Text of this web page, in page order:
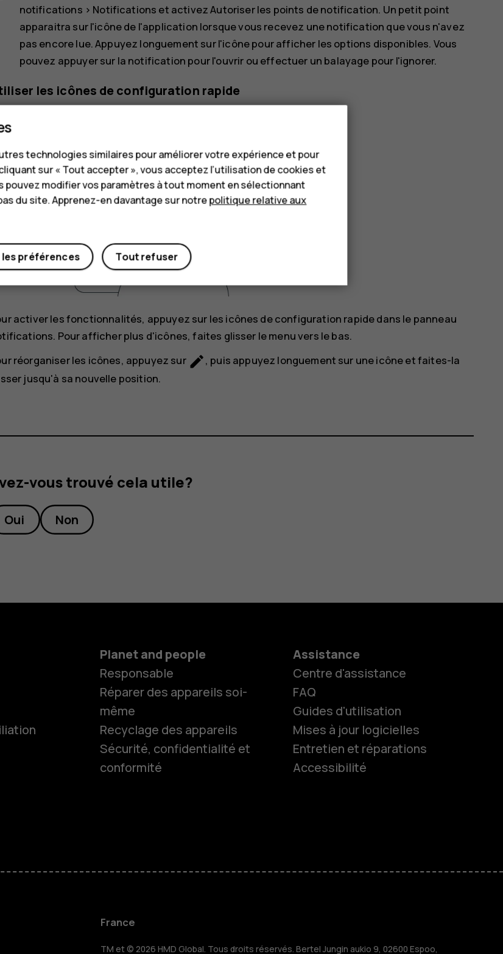
Smartphones
Pour les entreprises
notifications > Notifications et activezAutoriser les points de notification. Un petit point
apparaitra sur l'icône de l'application lorsque vous recevez une notification que vous n'avez
pas encore lue. Appuyez longuement sur l'icône pour afficher les options disponibles. Vous
pouvez appuyer sur la notification pour l'ouvrir ou effectuer un balayage pour l'ignorer.
les icônes de configuration rapide
activer les fonctionnalités, appuyez sur les icônes de configuration rapide dans le panneau
Pour afficher plus d'icônes, faites glisser le menu vers le bas.
réorganiser les icônes, appuyez sur mode_edit, puis appuyez longuement sur une icône et faites-la
jusqu'à sa nouvelle position.
vous trouvé cela utile?
Oui Non
Planet and people
Responsable
Réparer des appareils soi-
même
Recyclage des appareils
Sécurité, confidentialité et
conformité
Assistance
Centre d'assistance
FAQ
Guides d'utilisation
Mises à jour logicielles
Entretien et réparations
Accessibilité
France
TM et © 2026 HMD Global. Tous droits réservés. Bertel Jungin aukio 9, 02600 Espoo,
technologies similaires pour améliorer votre expérience et pour
sur « Tout accepter », vous acceptez l’utilisation de cookies et
pouvez modifier vos paramètres à tout moment en sélectionnant
du site. Apprenez-en davantage sur notrepolitique relative aux
Tout refuser
les préférences